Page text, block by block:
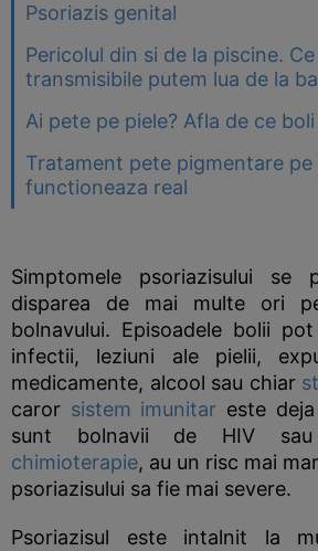
Psoriazis genital
Pericolul din si de la piscine.
transmisibile putem lua de la
Ai pete pe piele? Afla de ce
Tratament pete pigmentare
functioneaza real
Simptomele psoriazisului se
disparea de mai multe ori
bolnavului. Episoadele bolii
infectii, leziuni ale pielii,
medicamente, alcool sau chiar
caror sistem imunitar este
sunt bolnavii de HIV sau
chimioterapie, au un risc mai
psoriazisului sa fie mai severe.
Psoriazisul este intalnit la